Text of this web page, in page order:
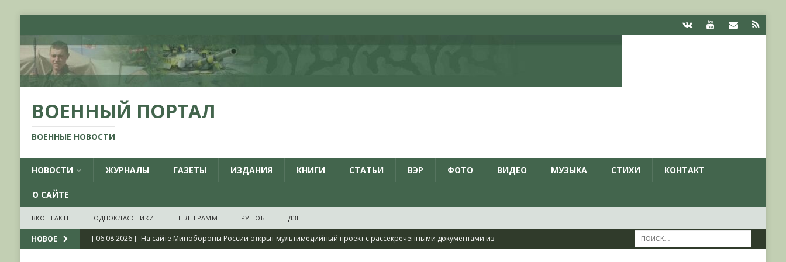
ВОЕННЫЙ ПОРТАЛ
ВОЕННЫЕ НОВОСТИ
НОВОСТИ ЖУРНАЛЫ ГАЗЕТЫ ИЗДАНИЯ КНИГИ СТАТЬИ ВЭР ФОТО ВИДЕО МУЗЫКА СТИХИ КОНТАКТ
О САЙТЕ
ВКОНТАКТЕ ОДНОКЛАССНИКИ ТЕЛЕГРАММ РУТЮБ ДЗЕН
НОВОЕ [ 06.08.2026 ] На сайте Минобороны России открыт мультимедийный проект с рассекреченными документами из